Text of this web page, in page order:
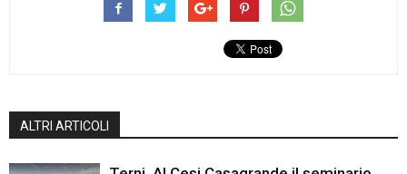
ALTRI ARTICOLI